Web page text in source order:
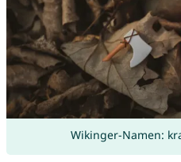
Wikinger-Namen: